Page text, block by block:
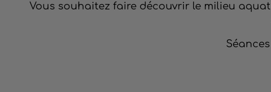
Vous souhaitez faire découvrir le milieu